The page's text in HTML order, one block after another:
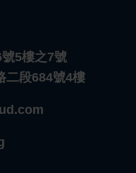
5樓之7號
二段684號4樓